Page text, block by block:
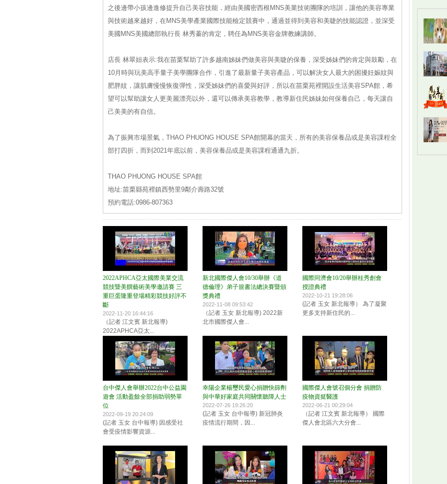
之後邊帶小孩邊進修提升自己美容技能，經由美國密西根MNS美業技術團隊的培訓，讓他的美容專業
與技術越來越好，在MNS美學產業國際技能檢定競賽中，通過並得到美容和美睫的技能認證，並深受
美國MNS美國總部執行長 林秀蓁的肯定，聘任為MNS美容金牌教練講師。
店長 林翠姮表示:我在苗栗幫助了許多越南姊妹們做美容與美睫的保養，深受姊妹們的肯定與鼓勵，在
10月時與玩美高手量子美學團隊合作，引進了最新量子美容產品，可以解決女人最大的困擾妊娠紋與
肥胖紋，讓肌膚慢慢恢復彈性，深受姊妹們的喜愛與好評，所以在苗栗苑裡開設生活美容SPA館，希
望可以幫助讓女人更美麗漂亮以外，還可以傳承美容教學，教導新住民姊妹如何保養自己，每天讓自
己美美的有自信。
為了振興市場景氣，THAO PHUONG HOUSE SPA館開幕的當天，所有的美容保養品或是美容課程全
部打四折，而到2021年底以前，美容保養品或是美容課程通通九折。
THAO PHUONG HOUSE SPA館
地址:苗栗縣苑裡鎮西勢里9鄰介壽路32號
預約電話:0986-807363
2022APHCA亞太國際美業交流
競技暨美饌藝術美學邀請賽 三
重巨蛋隆重登場精彩競技好評不
斷
2022-11-20 16:44:16
（記者 江文賓 新北報導)
2022APHCA亞太...
新北國際傑人會10/30舉辦《道
德倫理》弟子規書法總決賽暨頒
獎典禮
2022-11-08 09:53:42
（記者 玉女 新北報導) 2022新
北市國際傑人會...
國際同濟會10/20舉辦桂秀創會
授證典禮
2022-10-21 19:28:06
(記者 玉女 新北報導） 為了凝聚
更多支持新住民的...
台中傑人會舉辦2022台中公益園
遊會 活動盈餘全部捐助弱勢單
位
2022-09-19 20:24:09
(記者 玉女 台中報導) 因感受社
會受疫情影響資源...
幸陽企業楊璽民愛心捐贈快篩劑
與中華好家庭共同關懷聽障人士
2022-07-26 19:26:20
(記者 玉女 台中報導) 新冠肺炎
疫情流行期間，因...
國際傑人會號召個分會 捐贈防
疫物資挺醫護
2022-06-21 00:29:04
（記者 江文賓 新北報導） 國際
傑人會北區六大分會...